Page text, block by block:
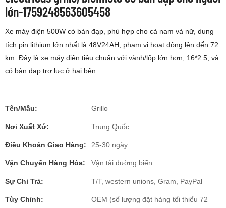
lớn-1759248563605458
Xe máy điện 500W có bàn đạp, phù hợp cho cả nam và nữ, dung
tích pin lithium lớn nhất là 48V24AH, phạm vi hoạt động lên đến 72
km. Đây là xe máy điện tiêu chuẩn với vành/lốp lớn hơn, 16*2.5, và
có bàn đạp trợ lực ở hai bên.
Tên/Mẫu: Grillo
Nơi Xuất Xứ: Trung Quốc
Điều Khoản Giao Hàng: 25-30 ngày
Vận Chuyển Hàng Hóa: Vận tải đường biển
Sự Chi Trả: T/T, western unions, Gram, PayPal
Tùy Chỉnh:
OEM (số lượng đặt hàng tối thiểu 72